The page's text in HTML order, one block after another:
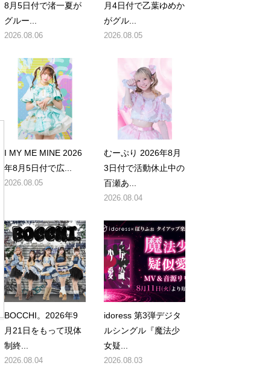
8月5日付で渚一夏が
グルー...
2026.08.06
月4日付で乙葉ゆめか
がグル...
2026.08.05
I MY ME MINE 2026
年8月5日付で広...
2026.08.05
むーぷり 2026年8月
3日付で活動休止中の
百瀬あ...
2026.08.04
BOCCHI。2026年9
月21日をもって現体
制終...
2026.08.04
idoress 第3弾デジタ
ルシングル『魔法少
女疑...
2026.08.03